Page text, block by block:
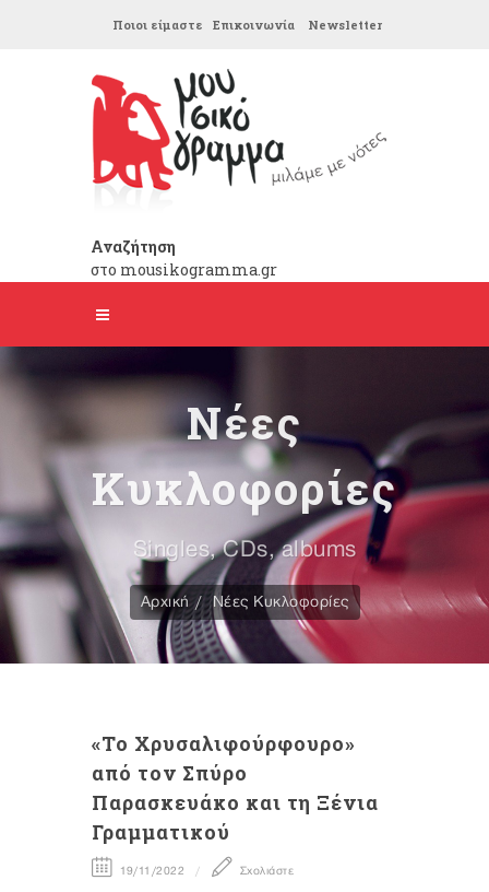
Ποιοι είμαστε Επικοινωνία Newsletter
Αναζήτηση
στο mousikogramma.gr
Νέες
Κυκλοφορίες
Singles, CDs, albums
Αρχική Νέες Κυκλοφορίες
«Το Χρυσαλιφούρφουρο»
από τον Σπύρο
Παρασκευάκο και τη Ξένια
Γραμματικού
19/11/2022 Σχολιάστε